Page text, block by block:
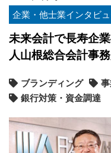
企業・他士業インタビ
未来会計で長寿企
人山根総合会計事
ブランディング
銀行対策・資金調達